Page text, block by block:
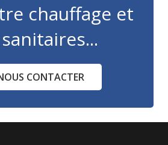
chauffage et
CONTACTER